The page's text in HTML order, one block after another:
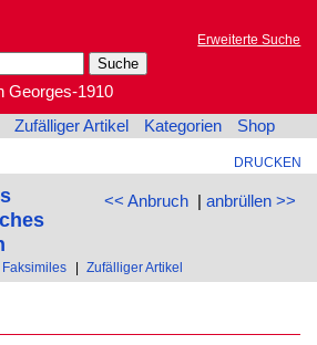
Erweiterte Suche
Georges-1910
Zufälliger Artikel Kategorien Shop
DRUCKEN
<< Anbruch| anbrüllen >>
Faksimiles Zufälliger Artikel